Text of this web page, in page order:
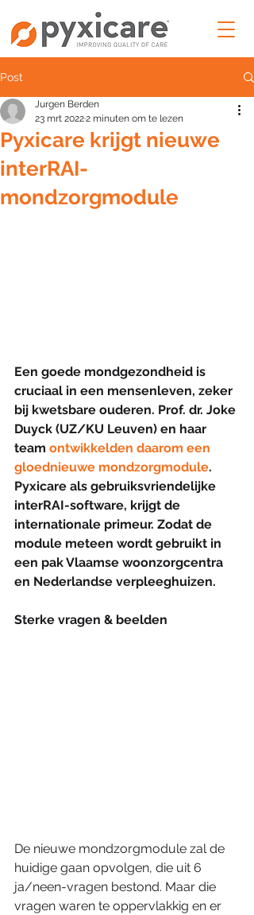
Post
Pyxicare krijgt nieuwe
interRAI-
mondzorgmodule
Jurgen Berden
23 mrt 20222 minuten om te lezen
Een goede mondgezondheid is
cruciaal in een mensenleven, zeker
bij kwetsbare ouderen. Prof. dr. Joke
Duyck (UZ/KU Leuven) en haar
team ontwikkelden daarom een
gloednieuwe mondzorgmodule.
Pyxicare als gebruiksvriendelijke
interRAI-software, krijgt de
internationale primeur. Zodat de
module meteen wordt gebruikt in
een pak Vlaamse woonzorgcentra
en Nederlandse verpleeghuizen.
Sterke vragen & beelden
De nieuwe mondzorgmodule zal de
huidige gaan opvolgen, die uit 6
ja/neen-vragen bestond. Maar die
vragen waren te oppervlakkig en er